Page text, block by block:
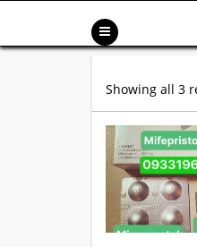
Showing all 3